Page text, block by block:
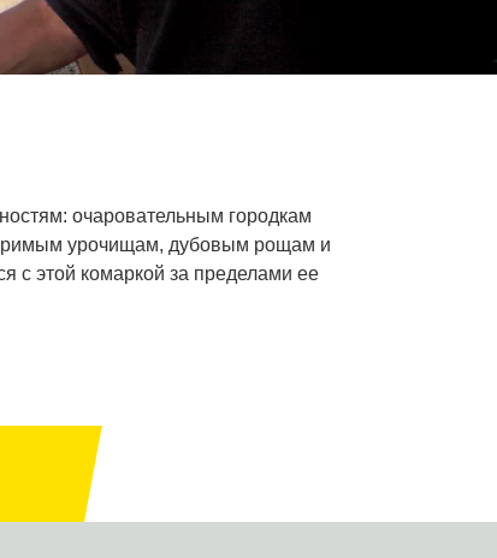
очаровательным городкам
урочищам, дубовым рощам и
с этой комаркой за пределами ее